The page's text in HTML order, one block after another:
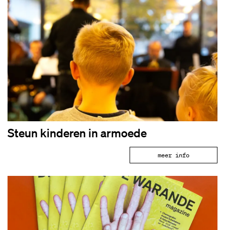
Steun kinderen in armoede
meer info